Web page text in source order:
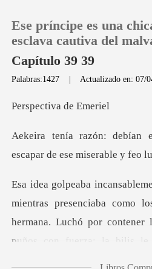
Historia
Ese príncipe es una
esclava cautiva del
Capítulo 39 39
Palabras:1427 | Actualizado en: 07/
tiva de
escapar
omo
hermana. Luchó por contener